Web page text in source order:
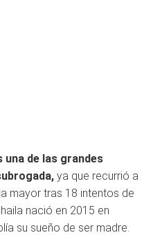
una de las grandes
ya que recurrió a
mayor tras 18 intentos de
nació en 2015 en
su sueño de ser madre.